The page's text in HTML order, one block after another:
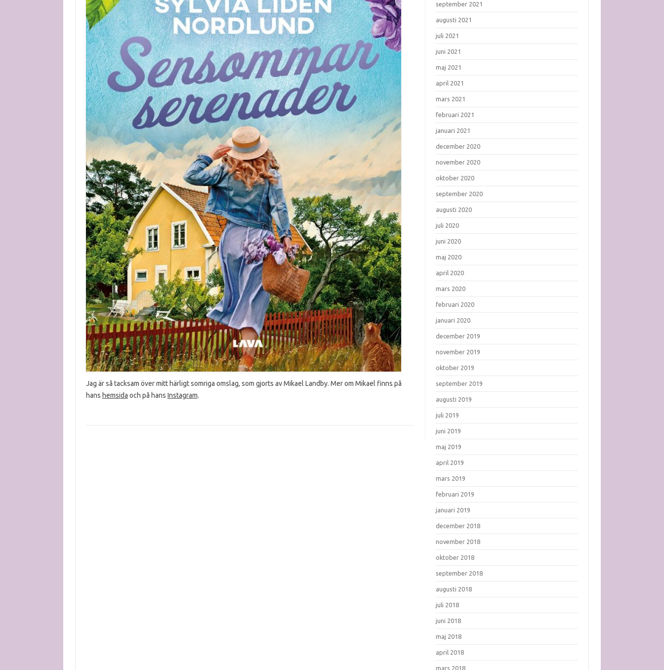
Jag är så tacksam över mitt härligt somriga omslag, som gjorts av Mikael Landby. Mer om Mikael finns på
hans hemsida och på hans Instagram.
september 2021
augusti 2021
juli 2021
juni 2021
maj 2021
april 2021
mars 2021
februari 2021
januari 2021
december 2020
november 2020
oktober 2020
september 2020
augusti 2020
juli 2020
juni 2020
maj 2020
april 2020
mars 2020
februari 2020
januari 2020
december 2019
november 2019
oktober 2019
september 2019
augusti 2019
juli 2019
juni 2019
maj 2019
april 2019
mars 2019
februari 2019
januari 2019
december 2018
november 2018
oktober 2018
september 2018
augusti 2018
juli 2018
juni 2018
maj 2018
april 2018
mars 2018